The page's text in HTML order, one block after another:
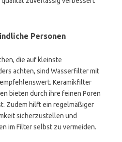
Personen
die auf kleinste
achten, sind Wasserfilter mit
Keramikfilter
bieten durch ihre feinen Poren
Zudem hilft ein regelmäßiger
sicherzustellen und
im Filter selbst zu vermeiden.